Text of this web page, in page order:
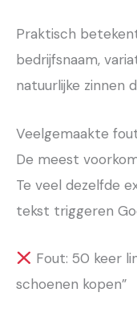
Praktisch
bedrijfsnaam,
natuurlijke zinnen
Veelgemaakte
De meest
Te veel dezelfde
tekst triggeren
Fout: 50 keer
schoenen kopen”